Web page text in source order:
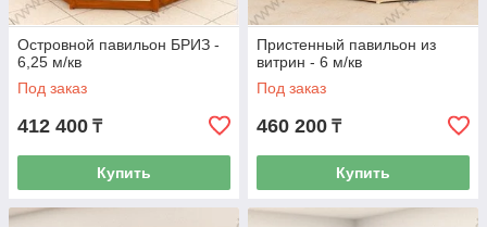
Островной павильон БРИЗ -
6,25 м/кв
Под заказ
412 400 ₸
Купить
Пристенный павильон из
витрин - 6 м/кв
Под заказ
460 200 ₸
Купить